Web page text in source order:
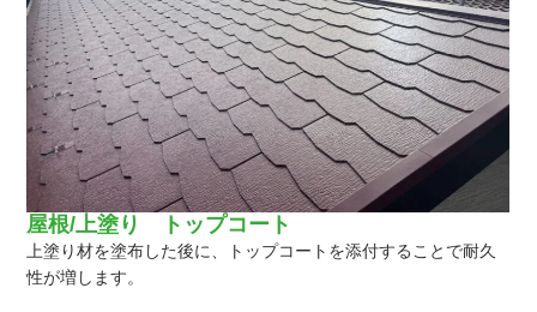
屋根/上塗り トップコート
上塗り材を塗布した後に、トップコートを添付することで耐久
性が増します。